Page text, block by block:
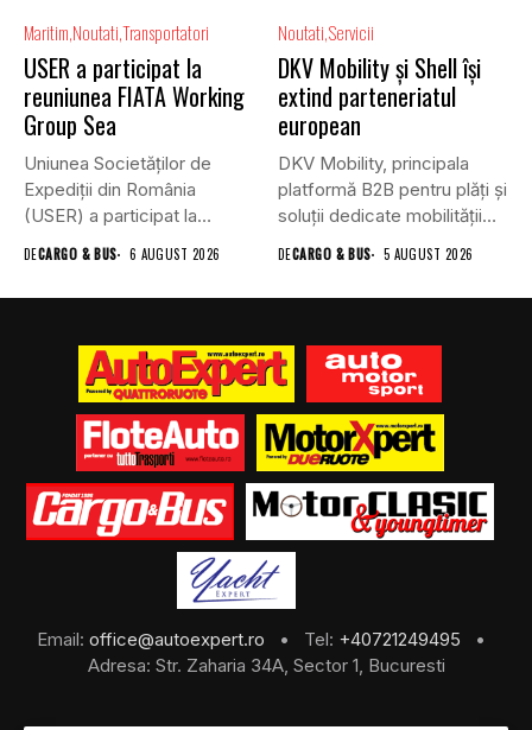
Maritim NoutatiTransportatori
USER a participat la
reuniunea FIATA Working
Group Sea
Uniunea Societăților de
Expediții din România
(USER) a participat la
reuniunea online...
DECARGO & BUS 6 AUGUST 2026
Noutati Servicii
DKV Mobility și Shell își
extind parteneriatul
european
DKV Mobility, principala
platformă B2B pentru plăți și
soluții dedicate mobilității
rutiere,...
DECARGO & BUS 5 AUGUST 2026
Email: office@autoexpert.ro • Tel: +40721249495
•
Adresa: Str. Zaharia 34A, Sector 1, Bucuresti